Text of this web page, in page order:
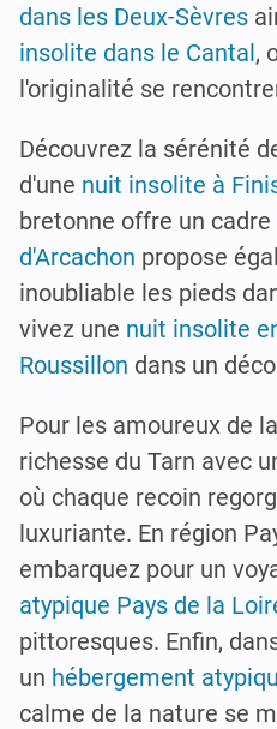
dans les Deux-Sèvres
insolite dans le Cantal,
l'originalité se
Découvrez la sérénité
d'une nuit insolite à
bretonne offre un cadre
d'Arcachon propose
inoubliable les pieds
vivez une nuit insolite
Roussillon dans un
Pour les amoureux de
richesse du Tarn avec
où chaque recoin
luxuriante. En région
embarquez pour un
atypique Pays de la
pittoresques. Enfin,
un hébergement
calme de la nature se